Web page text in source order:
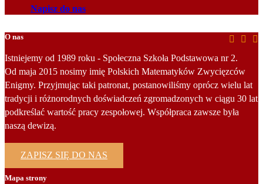
Napisz do nas
O nas
Istniejemy od 1989 roku - Społeczna Szkoła Podstawowa nr 2.
Od maja 2015 nosimy imię Polskich Matematyków Zwycięzców
Enigmy. Przyjmując taki patronat, postanowiliśmy oprócz wielu lat
tradycji i różnorodnych doświadczeń zgromadzonych w ciągu 30 lat
podkreślać wartość pracy zespołowej. Współpraca zawsze była
naszą dewizą.
ZAPISZ SIĘ DO NAS
Mapa strony